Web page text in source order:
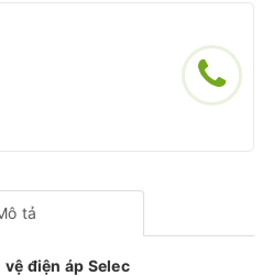
tả
điện áp Selec